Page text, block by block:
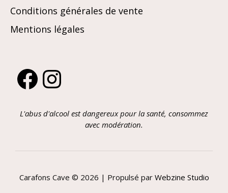
Conditions générales de vente
Mentions légales
FacebookInstagram
L'abus d'alcool est dangereux pour la santé, consommez
avec modération.
Carafons Cave © 2026 | Propulsé par Webzine Studio